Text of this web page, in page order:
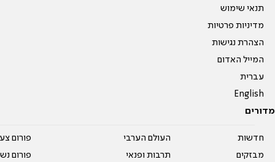
תנאי שימוש
מדיניות פרטיות
הצהרת נגישות
המייל האדום
עברית
English
מדורים
חדשות
מבזקים
העולם הערבי
תרבות ופנאי
פורום
פורום